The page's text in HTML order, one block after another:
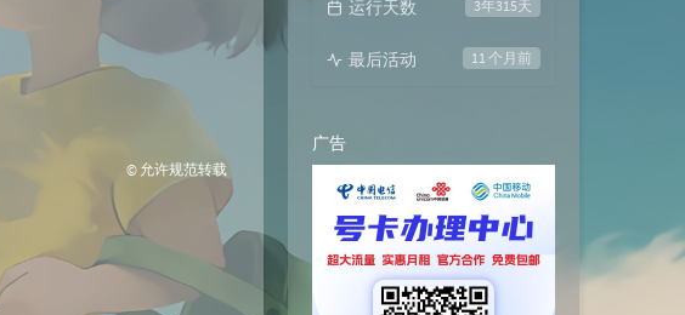
© 允许规范转载
3年315天
运行天数
11 个月前
最后活动
广告